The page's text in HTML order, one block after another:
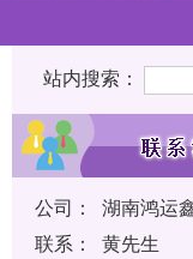
站内搜索：
公司：
湖南鸿运
联系：
黄先生